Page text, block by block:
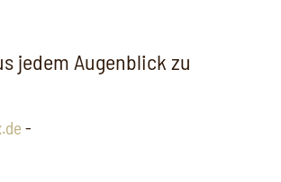
jedem Augenblick zu
-